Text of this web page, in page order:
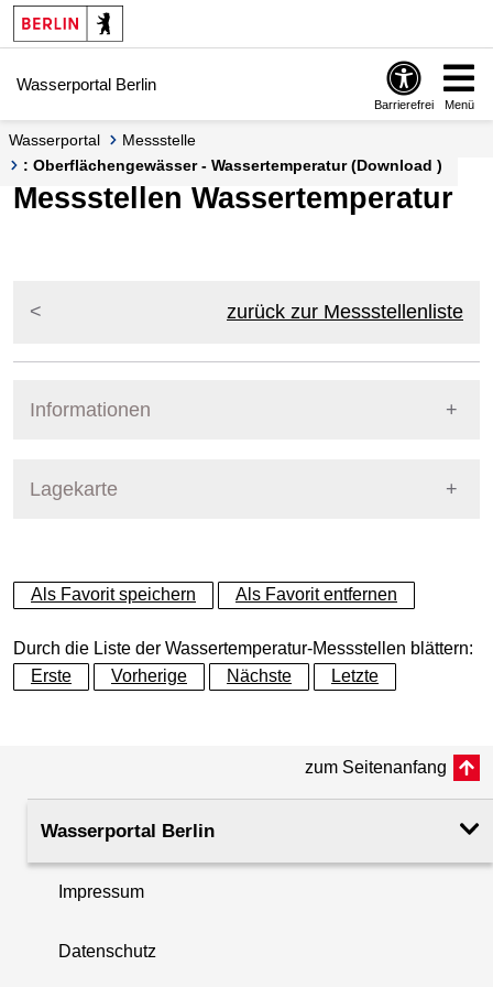
Springe zur Navigation
Springe zum Inhalt
Wasserportal Berlin
Barrierefrei Menü
Wasserportal
Messstelle
: Oberflächengewässer - Wassertemperatur (Download )
Messstellen Wassertemperatur
zurück zur Messstellenliste
Informationen
Lagekarte
+
−
Als Favorit speichern Als Favorit entfernen
Durch die Liste der Wassertemperatur-Messstellen blättern:
Erste
Vorherige Nächste Letzte
zum Seitenanfang
Wasserportal Berlin
Impressum
Datenschutz